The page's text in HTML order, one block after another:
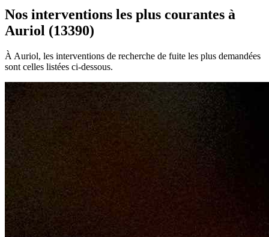
Nos interventions les plus courantes à
Auriol (13390)
À Auriol, les interventions de recherche de fuite les plus demandées
sont celles listées ci-dessous.